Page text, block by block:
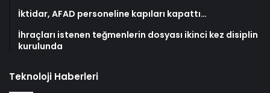
İktidar, AFAD personeline kapıları kapattı…
İhraçları istenen teğmenlerin dosyası ikinci kez disiplin
kurulunda
Teknoloji Haberleri